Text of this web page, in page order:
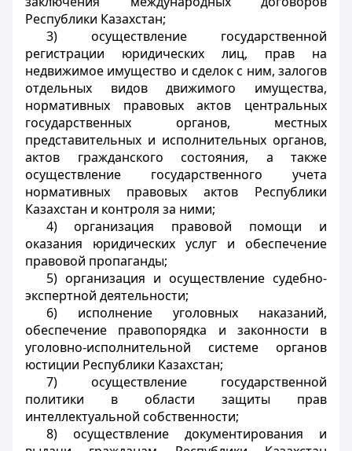
Республики Казахстан;
3) осуществление государственной
регистрации юридических лиц, прав на
недвижимое имущество и сделок с ним, залогов
отдельных видов движимого имущества,
нормативных правовых актов центральных
государственных органов, местных
представительных и исполнительных органов,
актов гражданского состояния, а также
осуществление государственного учета
нормативных правовых актов Республики
Казахстан и контроля за ними;
4) организация правовой помощи и
оказания юридических услуг и обеспечение
правовой пропаганды;
5) организация и осуществление судебно-
экспертной деятельности;
6) исполнение уголовных наказаний,
обеспечение правопорядка и законности в
уголовно-исполнительной системе органов
юстиции Республики Казахстан;
7) осуществление государственной
политики в области защиты прав
интеллектуальной собственности;
8) осуществление документирования и